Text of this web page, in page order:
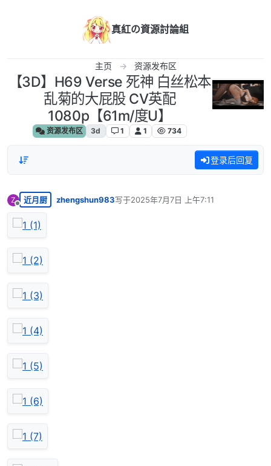
真紅の資源討論組
主页 资源发布区
【3D】H69 Verse 死神 白丝松本
乱菊的大屁股 CV英配
1080p【61m/度U】
资源发布区 3d 1 1 734
登录后回复
Z
离线
近月厨 zhengshun983写于2025年7月7日 上午7:11
最后由 编辑